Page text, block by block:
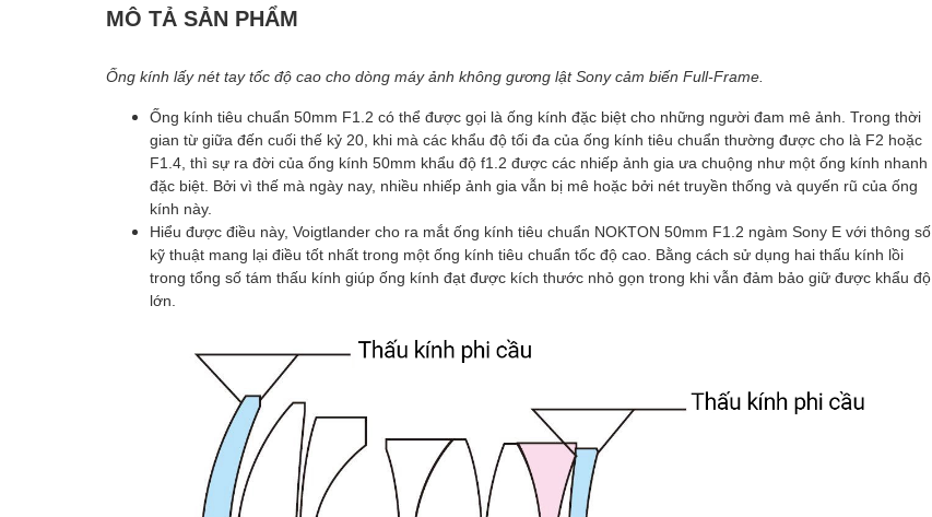
MÔ TẢ SẢN PHẨM
Ống kính lấy nét tay tốc độ cao cho dòng máy ảnh không gương lật Sony cảm biến Full-Frame.
Ống kính tiêu chuẩn 50mm F1.2 có thể được gọi là ống kính đặc biệt cho những người đam mê ảnh. Trong thời
gian từ giữa đến cuối thế kỷ 20, khi mà các khẩu độ tối đa của ống kính tiêu chuẩn thường được cho là F2 hoặc
F1.4, thì sự ra đời của ống kính 50mm khẩu độ f1.2 được các nhiếp ảnh gia ưa chuộng như một ống kính nhanh
đặc biệt. Bởi vì thế mà ngày nay, nhiều nhiếp ảnh gia vẫn bị mê hoặc bởi nét truyền thống và quyến rũ của ống
kính này.
Hiểu được điều này, Voigtlander cho ra mắt ống kính tiêu chuẩn NOKTON 50mm F1.2 ngàm Sony E với thông số
kỹ thuật mang lại điều tốt nhất trong một ống kính tiêu chuẩn tốc độ cao. Bằng cách sử dụng hai thấu kính lồi
trong tổng số tám thấu kính giúp ống kính đạt được kích thước nhỏ gọn trong khi vẫn đảm bảo giữ được khẩu độ
lớn.